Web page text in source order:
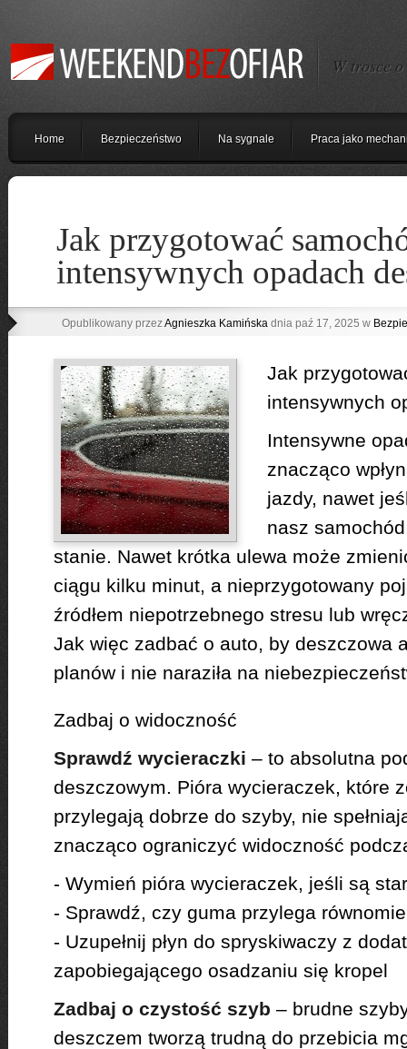
W trosce
Home Bezpieczeństwo Na sygnale Praca jako
Jak przygotować
intensywnych opadach
Opublikowany przezAgnieszka Kamińskadnia paź 17, 2025 w
Jak
intensywnych
Intensywne
znacząco
jazdy, nawet
nasz
stanie. Nawet krótka ulewa może
ciągu kilku minut, a nieprzygotowany
źródłem niepotrzebnego stresu lub
Jak więc zadbać o auto, by deszczowa
planów i nie naraziła na
Zadbaj o widoczność
Sprawdź wycieraczki – to absolutna
deszczowym. Pióra wycieraczek, które
przylegają dobrze do szyby, nie
znacząco ograniczyć widoczność
- Wymień pióra wycieraczek, jeśli są
- Sprawdź, czy guma przylega
- Uzupełnij płyn do spryskiwaczy z
zapobiegającego osadzaniu się kropel
Zadbaj o czystość szyb – brudne
deszczem tworzą trudną do przebicia